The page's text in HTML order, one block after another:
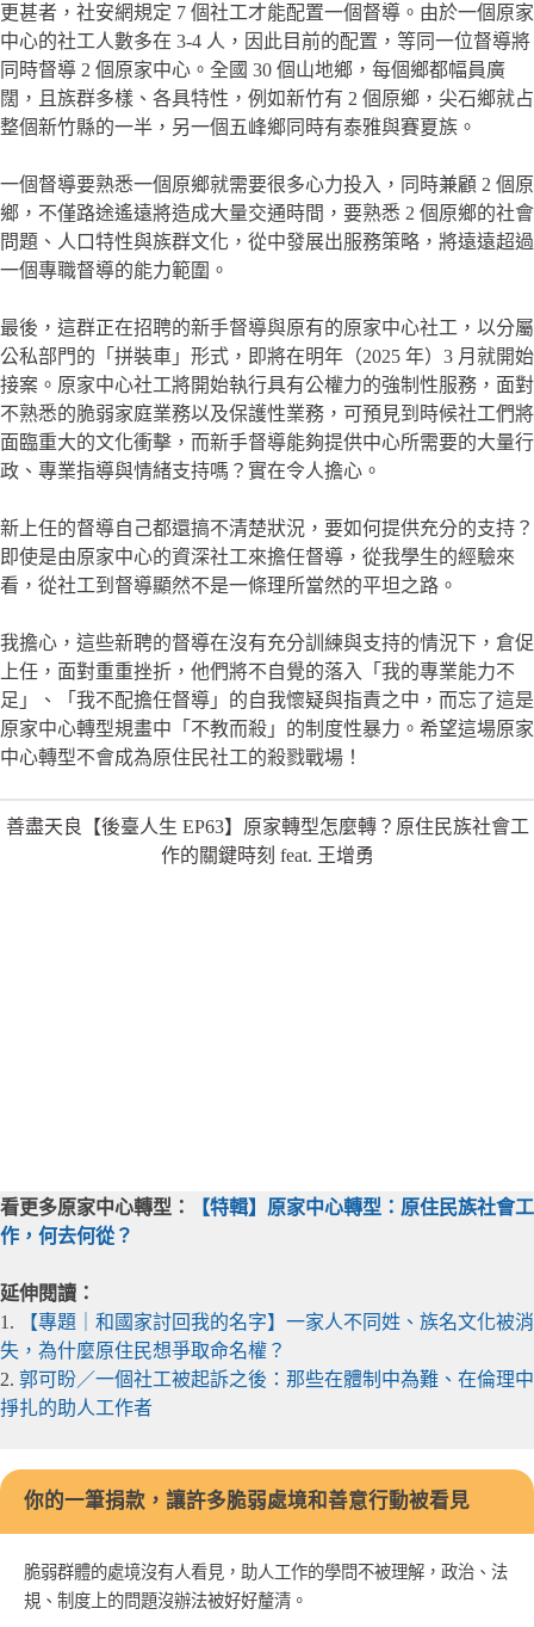
更甚者，社安網規定 7 個社工才能配置一個督導。由於一個原家
中心的社工人數多在 3-4 人，因此目前的配置，等同一位督導將
同時督導 2 個原家中心。全國 30 個山地鄉，每個鄉都幅員廣
闊，且族群多樣、各具特性，例如新竹有 2 個原鄉，尖石鄉就占
整個新竹縣的一半，另一個五峰鄉同時有泰雅與賽夏族。
一個督導要熟悉一個原鄉就需要很多心力投入，同時兼顧 2 個原
鄉，不僅路途遙遠將造成大量交通時間，要熟悉 2 個原鄉的社會
問題、人口特性與族群文化，從中發展出服務策略，將遠遠超過
一個專職督導的能力範圍。
最後，這群正在招聘的新手督導與原有的原家中心社工，以分屬
公私部門的「拼裝車」形式，即將在明年（2025 年）3 月就開始
接案。原家中心社工將開始執行具有公權力的強制性服務，面對
不熟悉的脆弱家庭業務以及保護性業務，可預見到時候社工們將
面臨重大的文化衝擊，而新手督導能夠提供中心所需要的大量行
政、專業指導與情緒支持嗎？實在令人擔心。
新上任的督導自己都還搞不清楚狀況，要如何提供充分的支持？
即使是由原家中心的資深社工來擔任督導，從我學生的經驗來
看，從社工到督導顯然不是一條理所當然的平坦之路。
我擔心，這些新聘的督導在沒有充分訓練與支持的情況下，倉促
上任，面對重重挫折，他們將不自覺的落入「我的專業能力不
足」、「我不配擔任督導」的自我懷疑與指責之中，而忘了這是
原家中心轉型規畫中「不教而殺」的制度性暴力。希望這場原家
中心轉型不會成為原住民社工的殺戮戰場！
善盡天良【後臺人生 EP63】原家轉型怎麼轉？原住民族社會工
作的關鍵時刻 feat. 王增勇
看更多原家中心轉型：
【特輯】原家中心轉型：原住民族社會工
作，何去何從？
延伸閱讀：
1.
【專題｜和國家討回我的名字】一家人不同姓、族名文化被消
失，為什麼原住民想爭取命名權？
2. 郭可盼／一個社工被起訴之後：那些在體制中為難、在倫理中
掙扎的助人工作者
你的一筆捐款，讓許多脆弱處境和善意行動被看見
脆弱群體的處境沒有人看見，助人工作的學問不被理解，政治、法
規、制度上的問題沒辦法被好好釐清。